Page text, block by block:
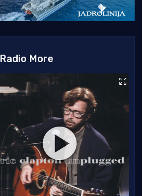
Radio More